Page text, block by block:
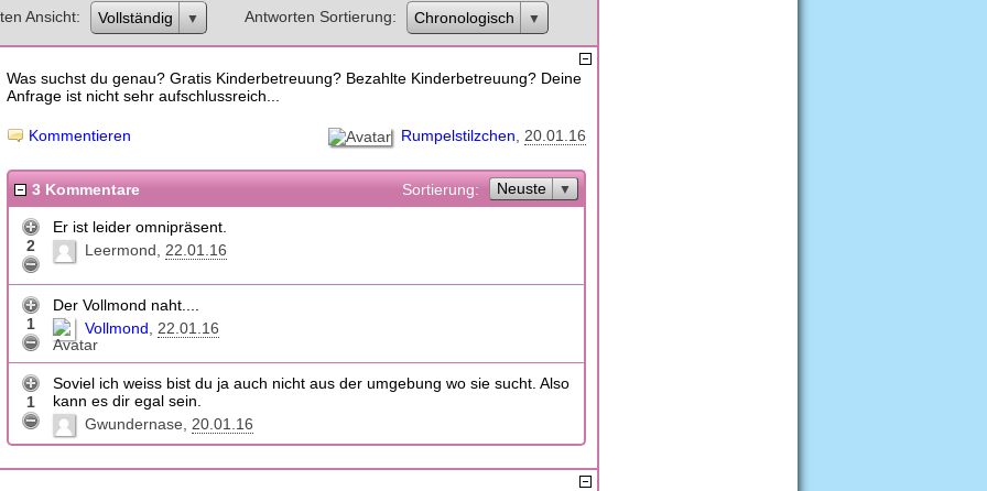
Ansicht Vollständig Antworten Sortierung Chronologisch
Was suchst du genau? Gratis Kinderbetreuung? Bezahlte Kinderbetreuung? Deine
Anfrage ist nicht sehr aufschlussreich...
Rumpelstilzchen 20.01.16
Kommentieren
3 Kommentare Sortierung: Neuste
2
Er ist leider omnipräsent.
Leermond
22.01.16
1
Der Vollmond naht....
Vollmond
22.01.16
1
Soviel ich weiss bist du ja auch nicht aus der umgebung wo sie sucht. Also
kann es dir egal sein.
Gwundernase
20.01.16